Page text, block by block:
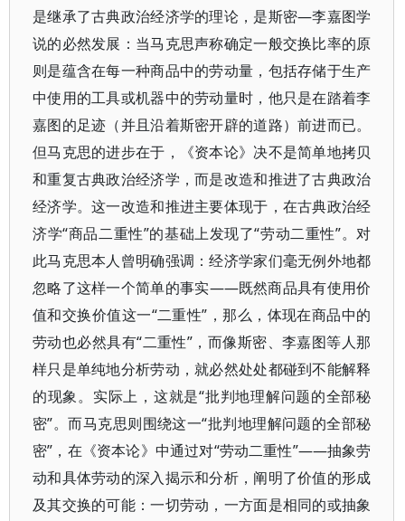
是继承了古典政治经济学的理论，是斯密—李嘉图学
说的必然发展：当马克思声称确定一般交换比率的原
则是蕴含在每一种商品中的劳动量，包括存储于生产
中使用的工具或机器中的劳动量时，他只是在踏着李
嘉图的足迹（并且沿着斯密开辟的道路）前进而已。
但马克思的进步在于，《资本论》决不是简单地拷贝
和重复古典政治经济学，而是改造和推进了古典政治
经济学。这一改造和推进主要体现于，在古典政治经
济学“商品二重性”的基础上发现了“劳动二重性”。对
此马克思本人曾明确强调：经济学家们毫无例外地都
忽略了这样一个简单的事实——既然商品具有使用价
值和交换价值这一“二重性”，那么，体现在商品中的
劳动也必然具有“二重性”，而像斯密、李嘉图等人那
样只是单纯地分析劳动，就必然处处都碰到不能解释
的现象。实际上，这就是“批判地理解问题的全部秘
密”。而马克思则围绕这一“批判地理解问题的全部秘
密”，在《资本论》中通过对“劳动二重性”——抽象劳
动和具体劳动的深入揭示和分析，阐明了价值的形成
及其交换的可能：一切劳动，一方面是相同的或抽象